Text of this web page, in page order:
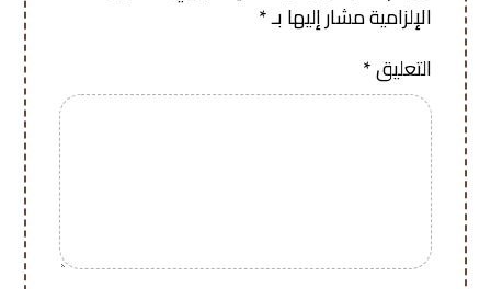
الإلزامية مشار إليها بـ*
التعليق*